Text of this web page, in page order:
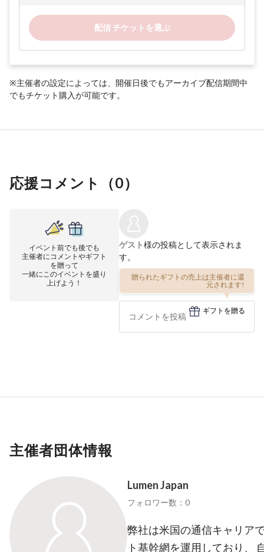
配信 チケットを選ぶ
※主催者の設定によっては、開催日後でもアーカイブ配信期間中
でもチケット購入が可能です。
応援コメント（0）
イベント前でも後でも
主催者にコメントやギフト
を贈って
一緒にこのイベントを盛り
上げよう！
ゲスト様の投稿として表示されま
す。
贈られたギフトの売上は主催者に還
元されます!
ギフトを贈る
主催者団体情報
Lumen Japan
フォロワー数：0
弊社は米国の通信キャリア
ト基幹網を運用しており、